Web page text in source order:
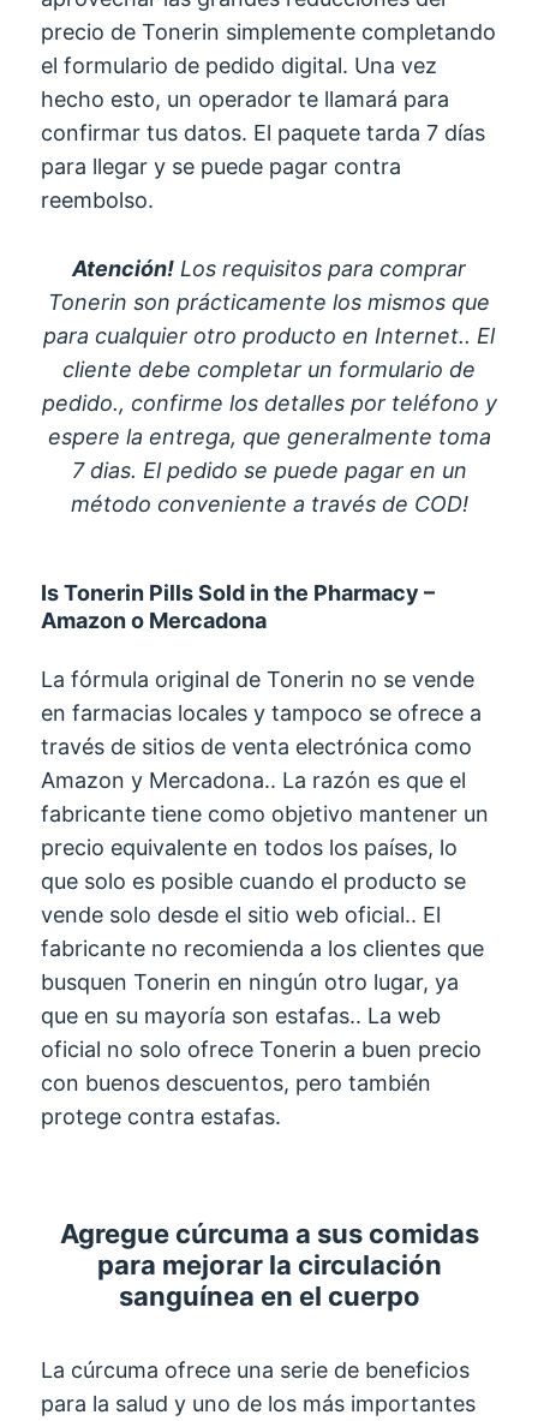
precio de Tonerin simplemente completando
el formulario de pedido digital. Una vez
hecho esto, un operador te llamará para
confirmar tus datos. El paquete tarda 7 días
para llegar y se puede pagar contra
reembolso.
Atención! Los requisitos para comprar
Tonerin son prácticamente los mismos que
para cualquier otro producto en Internet.. El
cliente debe completar un formulario de
pedido., confirme los detalles por teléfono y
espere la entrega, que generalmente toma
7 dias. El pedido se puede pagar en un
método conveniente a través de COD!
Is Tonerin Pills Sold in the Pharmacy –
Amazon o Mercadona
La fórmula original de Tonerin no se vende
en farmacias locales y tampoco se ofrece a
través de sitios de venta electrónica como
Amazon y Mercadona.. La razón es que el
fabricante tiene como objetivo mantener un
precio equivalente en todos los países, lo
que solo es posible cuando el producto se
vende solo desde el sitio web oficial.. El
fabricante no recomienda a los clientes que
busquen Tonerin en ningún otro lugar, ya
que en su mayoría son estafas.. La web
oficial no solo ofrece Tonerin a buen precio
con buenos descuentos, pero también
protege contra estafas.
Agregue cúrcuma a sus comidas
para mejorar la circulación
sanguínea en el cuerpo
La cúrcuma ofrece una serie de beneficios
para la salud y uno de los más importantes